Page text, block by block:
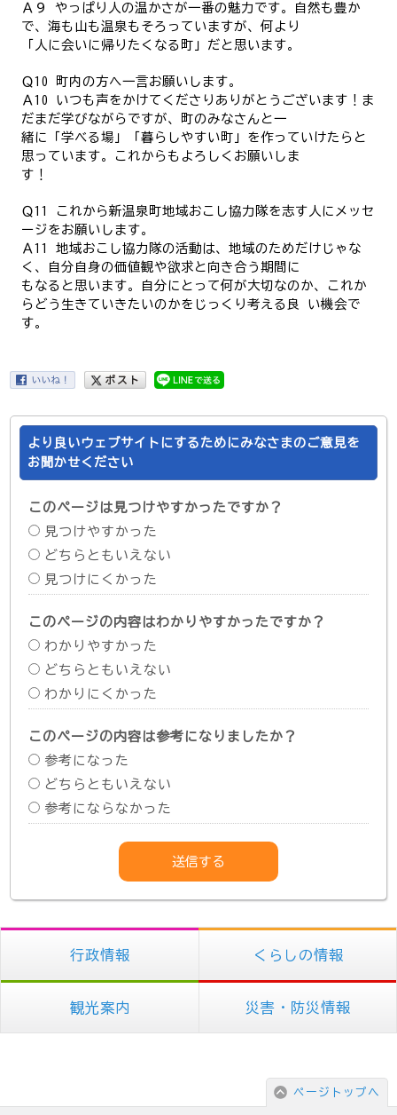
Ａ９ やっぱり人の温かさが一番の魅力です。自然も豊か
で、海も山も温泉もそろっていますが、何より
「人に会いに帰りたくなる町」だと思います。
Ｑ10
町内の方へ一言お願いします。
Ａ 10 いつも声をかけてくださりありがとうございます！ま
だまだ学びながらですが、町のみなさんと一
緒に「学べる場」「暮らしやすい町」を作っていけたらと
思っています。これからもよろしくお願いしま
す！
Ｑ11
これから新温泉町地域おこし協力隊を志す人にメッセ
ージをお願いします。
Ａ 11 地域おこし協力隊の活動は、地域のためだけじゃな
く、自分自身の価値観や欲求と向き合う期間に
もなると思います。自分にとって何が大切なのか、これか
らどう生きていきたいのかをじっくり考える良 い機会で
す。
より良いウェブサイトにするためにみなさまのご意見を
お聞かせください
このページは見つけやすかったですか？
見つけやすかった
どちらともいえない
見つけにくかった
このページの内容はわかりやすかったですか？
わかりやすかった
どちらともいえない
わかりにくかった
このページの内容は参考になりましたか？
参考になった
どちらともいえない
参考にならなかった
行政情報 くらしの情報
観光案内 災害・防災情報
ページトップへ